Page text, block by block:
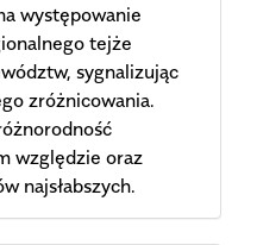
występowanie
tejże
sygnalizując
zróżnicowania.
względzie oraz
najsłabszych.